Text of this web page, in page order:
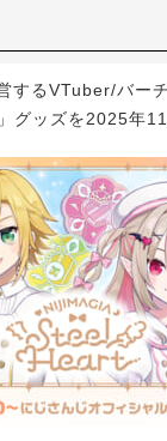
するVTuber/バー
グッズを2025年